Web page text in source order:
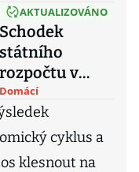
AKTUALIZOVÁNO
Schodek
státního
rozpočtu v
říjnu vzrostl.
Stanjura
očekává ke
konci roku
Domácí
cyklus a
klesnout na